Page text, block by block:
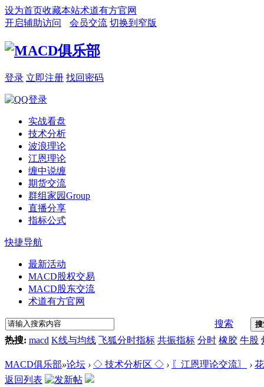
设为首页收藏本站术道有方官网
开启辅助访问
会员交流 切换到窄版
登录 立即注册 找回密码
实战看盘
技术分析
波浪理论
江恩理论
缠中说缠
期货交流
群组家园Group
直播分享
指标公式
快捷导航
最新活动
MACD股权交易
MACD股东交流
术道有方官网
搜索
热搜: macd K线与均线 飞狐分时指标 共振指标 分时 橡胶 牛股
MACD俱乐部»论坛 › ◇ 技术分析区 ◇ › 〖江恩理论交流〗 ›
返回列表